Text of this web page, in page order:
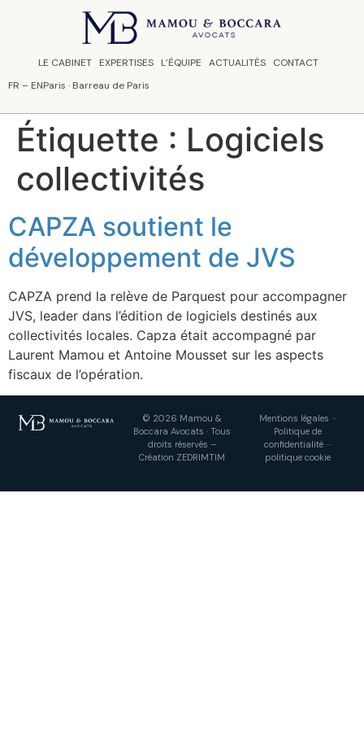
LE CABINET EXPERTISES L’ÉQUIPE ACTUALITÉS
CONTACT
FR – ENParis · Barreau de Paris
Étiquette : Logiciels
collectivités
CAPZA soutient le
développement de JVS
CAPZA prend la relève de Parquest pour accompagner
JVS, leader dans l’édition de logiciels destinés aux
collectivités locales. Capza était accompagné par
Laurent Mamou et Antoine Mousset sur les aspects
fiscaux de l’opération.
© 2026 Mamou &
Boccara Avocats · Tous
droits réservés –
Création ZEDRIMTIM
Mentions légales –
Politique de
confidentialité –
politique cookie
Panneau de gestion des cookies